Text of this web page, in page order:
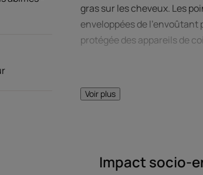
gras sur les cheveux. Les
enveloppées de l'envoûtant
protégée des appareils de
Voir plus
Impact socio-